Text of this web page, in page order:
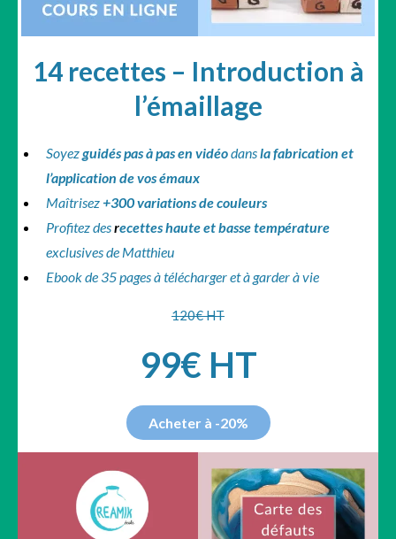
14 recettes – Introduction à
l’émaillage
Soyezguidés pas à pas en vidéodanslafabrication et
l’application de vos émaux
Maîtrisez +300 variations de couleurs
Profitez desrecettes haute et basse température
exclusives de Matthieu
Ebook de 35 pages à télécharger et à garder à vie
120€ HT
99€ HT
Acheter à -20%